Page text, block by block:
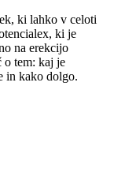
ki lahko v celoti
ki je
na erekcijo
o tem: kaj je
in kako dolgo.